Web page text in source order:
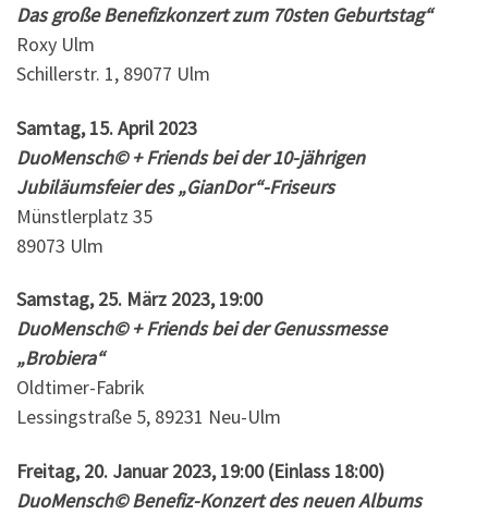
Das große Benefizkonzert zum 70sten Geburtstag“
Roxy Ulm
Schillerstr. 1, 89077 Ulm
Samtag, 15. April 2023
DuoMensch© + Friends bei der 10-jährigen
Jubiläumsfeier des „GianDor“-Friseurs
Münstlerplatz 35
89073 Ulm
Samstag, 25. März 2023, 19:00
DuoMensch© + Friends bei der Genussmesse
„Brobiera“
Oldtimer-Fabrik
Lessingstraße 5, 89231 Neu-Ulm
Freitag, 20. Januar 2023, 19:00 (Einlass 18:00)
DuoMensch© Benefiz-Konzert des neuen Albums